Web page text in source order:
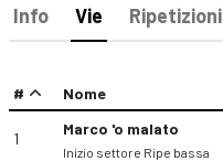
Info Vie Ripetizioni
# Nome
1
Marco 'o malato
Inizio settore Ripe bassa